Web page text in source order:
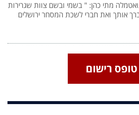
מתי כהן: " בשמי ובשם צוות שגרירות
אותך ואת חברי לשכת המסחר ירושלים
טופס רישום